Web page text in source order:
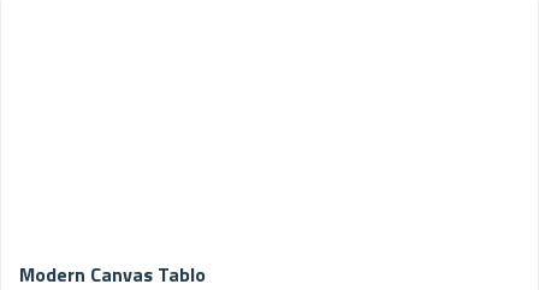
Modern Canvas Tablo